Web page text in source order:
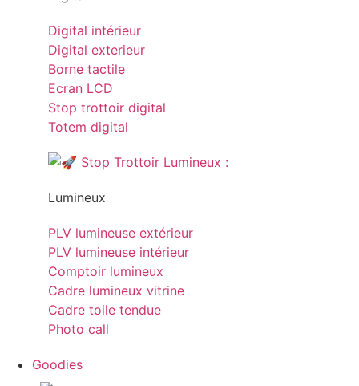
Digital intérieur
Digital exterieur
Borne tactile
Ecran LCD
Stop trottoir digital
Totem digital
Lumineux
PLV lumineuse extérieur
PLV lumineuse intérieur
Comptoir lumineux
Cadre lumineux vitrine
Cadre toile tendue
Photo call
Goodies